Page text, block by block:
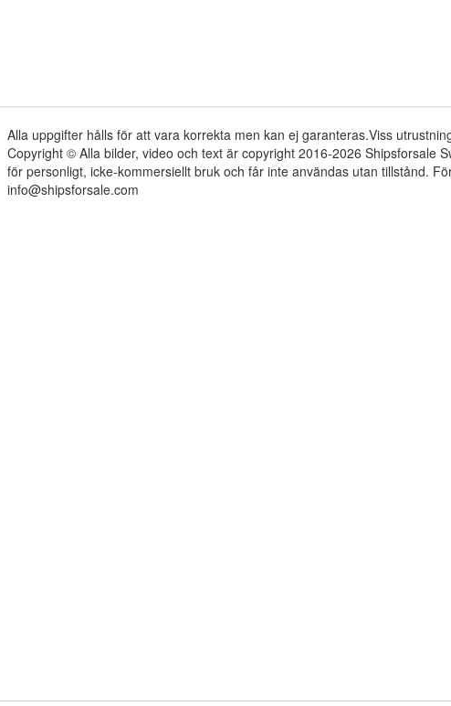
Alla uppgifter hålls för att vara korrekta men kan ej garanteras.Viss
Copyright © Alla bilder, video och text är copyright 2016-2026 Shipsforsale
för personligt, icke-kommersiellt bruk och får inte användas utan tillstånd.
info@shipsforsale.com